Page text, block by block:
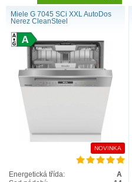
Miele G 7045 SCi XXL AutoDos
Nerez CleanSteel
NOVINKA
Energetická třída:
A